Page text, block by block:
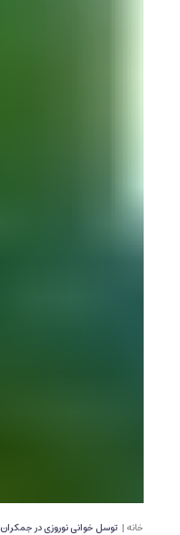
خانه | توسل خوانی نوروزی در جمکران